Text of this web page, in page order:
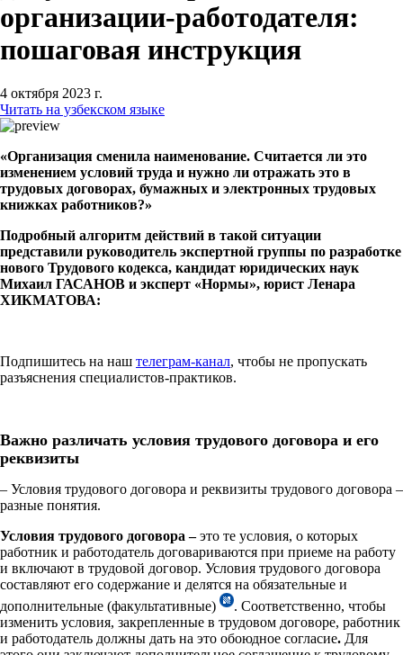
организации-работодателя:
пошаговая инструкция
4 октября 2023 г.
Читать на узбекском языке
«Организация сменила наименование. Считается ли это
изменением условий труда и нужно ли отражать это в
трудовых договорах, бумажных и электронных трудовых
книжках работников?»
Подробный алгоритм действий в такой ситуации
представили руководитель экспертной группы по разработке
нового Трудового кодекса, кандидат юридических наук
Михаил ГАСАНОВ и эксперт «Нормы», юрист Ленара
ХИКМАТОВА:
Подпишитесь на наш телеграм-канал, чтобы не пропускать
разъяснения специалистов-практиков.
Важно различать условия трудового договора и его
реквизиты
– Условия трудового договора и реквизиты трудового договора –
разные понятия.
Условия трудового договора –это те условия, о которых
работник и работодатель договариваются при приеме на работу
и включают в трудовой договор. Условия трудового договора
составляют его содержание и делятся на обязательные и
дополнительные (факультативные)
. Соответственно, чтобы
изменить условия, закрепленные в трудовом договоре, работник
и работодатель должны дать на это обоюдное согласие. Для